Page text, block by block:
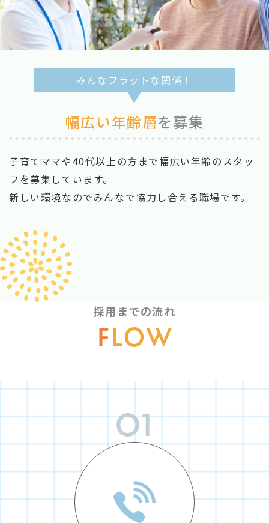
みんなフラットな関係！
幅広い年齢層を募集
子育てママや40代以上の方まで幅広い年齢のスタッ
フを募集しています。
新しい環境なのでみんなで協力し合える職場です。
採用までの流れ
FLOW
01